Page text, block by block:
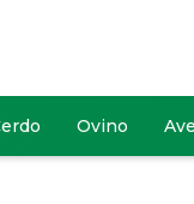
Ovino